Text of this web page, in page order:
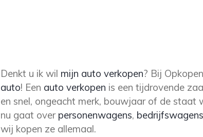
Denkt u ik wil mijn auto verkopen? Bij
auto! Een auto verkopen is een tijdrovende
en snel, ongeacht merk, bouwjaar of de staat
nu gaat over personenwagens, bedrijfswagens
wij kopen ze allemaal.